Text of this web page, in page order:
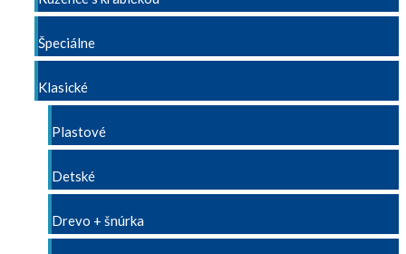
Špeciálne
Klasické
Plastové
Detské
Drevo + šnúrka